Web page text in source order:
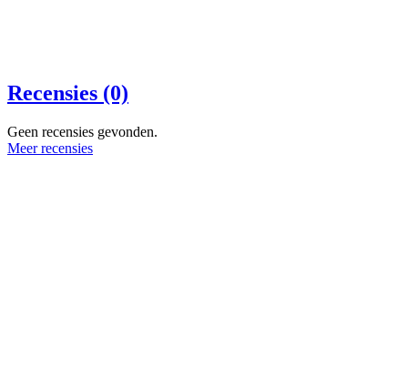
Recensies (0)
Geen recensies gevonden.
Meer recensies